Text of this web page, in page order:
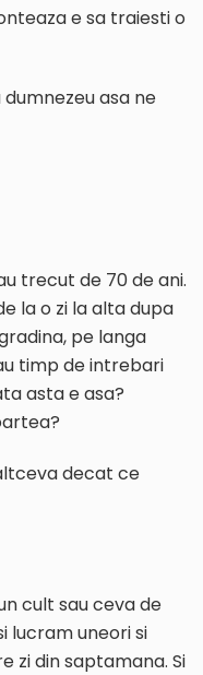
e sa traiesti o
asa ne
trecut de 70 de ani.
la o zi la alta dupa
pe langa
timp de intrebari
asta e asa?
decat ce
cult sau ceva de
lucram uneori si
zi din saptamana. Si